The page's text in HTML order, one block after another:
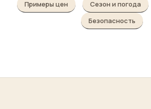
Примеры цен Сезон и погода
Безопасность